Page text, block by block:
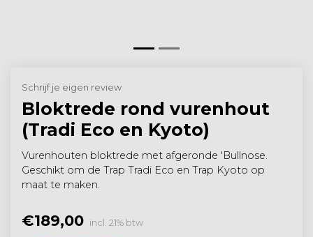
Schrijf je eigen review
Bloktrede rond vurenhout
(Tradi Eco en Kyoto)
Vurenhouten bloktrede met afgeronde 'Bullnose.
Geschikt om de Trap Tradi Eco en Trap Kyoto op
maat te maken.
€189,00 incl. 21% btw